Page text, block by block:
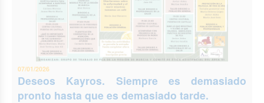
07/01/2026
Deseos Kayros. Siempre es demasiado
pronto hasta que es demasiado tarde.